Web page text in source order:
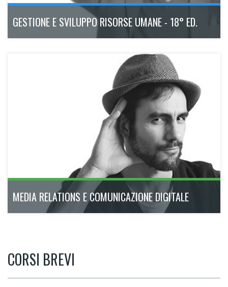
GESTIONE E SVILUPPO RISORSE UMANE - 18° ED.
Il Master Executive multidisciplinare e con approccio
esperienziale che forma professionisti capaci di prendersi
cura del bene più prezioso delle aziende moderne: il capitale
novembre 2026 - aprile 2027 200h
Bologna
MEDIA RELATIONS E COMUNICAZIONE DIGITALE
21° Ed. Il percorso completo e modulare pensato per i
professionisti della comunicazione analogica e digitale, del
CORSI BREVI